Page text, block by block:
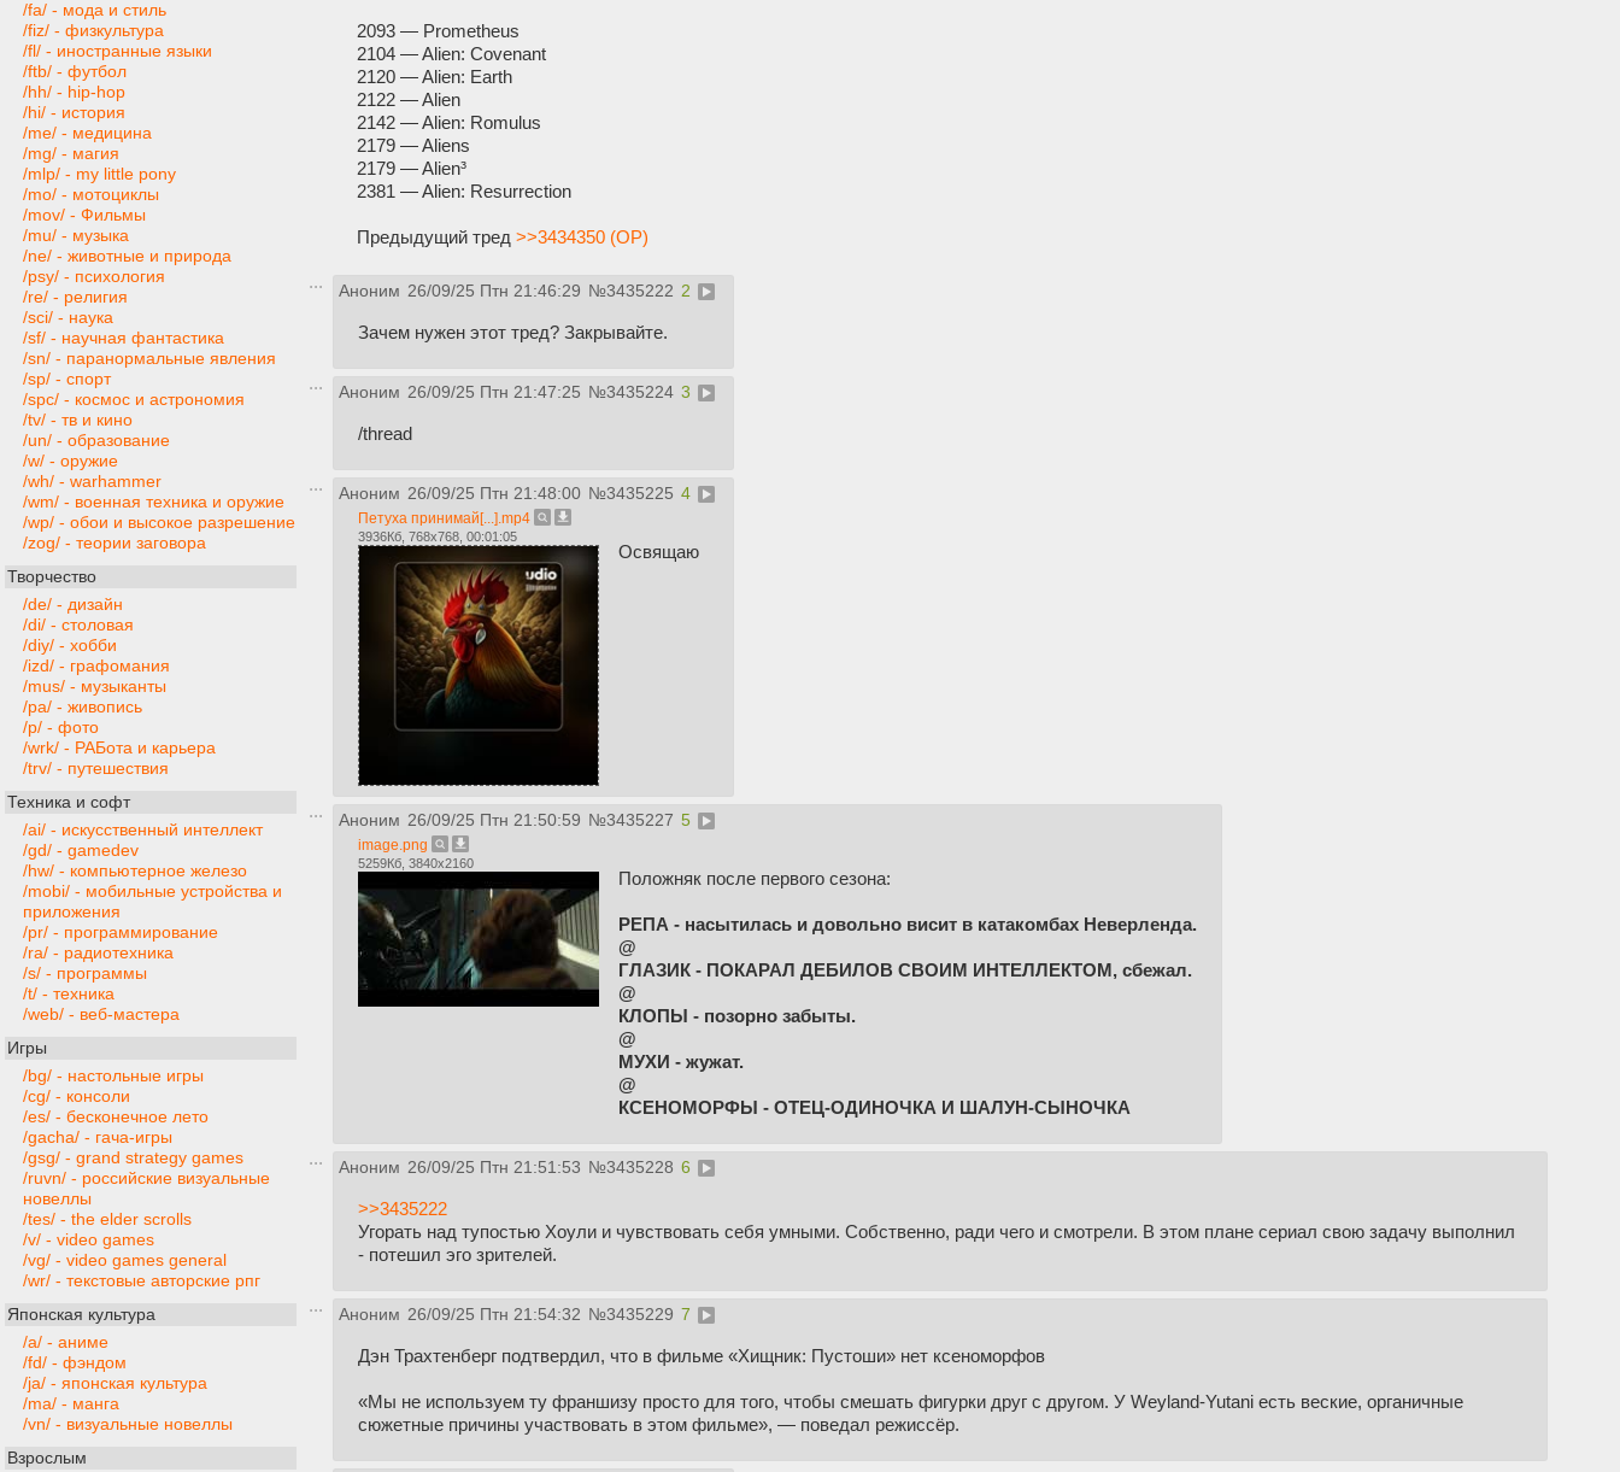
/fa/ - мода и стиль
/fiz/ - физкультура
/fl/ - иностранные языки
/ftb/ - футбол
/hh/ - hip-hop
/hi/ - история
/me/ - медицина
/mg/ - магия
/mlp/ - my little pony
/mo/ - мотоциклы
/mov/ - Фильмы
/mu/ - музыка
/ne/ - животные и природа
/psy/ - психология
/re/ - религия
/sci/ - наука
/sf/ - научная фантастика
/sn/ - паранормальные явления
/sp/ - спорт
/spc/ - космос и астрономия
/tv/ - тв и кино
/un/ - образование
/w/ - оружие
/wh/ - warhammer
/wm/ - военная техника и оружие
/wp/ - обои и высокое разрешение
/zog/ - теории заговора
Творчество
/de/ - дизайн
/di/ - столовая
/diy/ - хобби
/izd/ - графомания
/mus/ - музыканты
/pa/ - живопись
/p/ - фото
/wrk/ - РАБота и карьера
/trv/ - путешествия
Техника и софт
/ai/ - искусственный интеллект
/gd/ - gamedev
/hw/ - компьютерное железо
/mobi/ - мобильные устройства и
приложения
/pr/ - программирование
/ra/ - радиотехника
/s/ - программы
/t/ - техника
/web/ - веб-мастера
Игры
/bg/ - настольные игры
/cg/ - консоли
/es/ - бесконечное лето
/gacha/ - гача-игры
/gsg/ - grand strategy games
/ruvn/ - российские визуальные
новеллы
/tes/ - the elder scrolls
/v/ - video games
/vg/ - video games general
/wr/ - текстовые авторские рпг
Японская культура
/a/ - аниме
/fd/ - фэндом
/ja/ - японская культура
/ma/ - манга
/vn/ - визуальные новеллы
Взрослым
2093 — Prometheus
2104 — Alien: Covenant
2120 — Alien: Earth
2122 — Alien
2142 — Alien: Romulus
2179 — Aliens
2179 — Alien³
2381 — Alien: Resurrection
Предыдущий тред >>3434350 (OP)
Аноним 26/09/25 Птн 21:46:29 №3435222 2
Зачем нужен этот тред? Закрывайте.
Аноним 26/09/25 Птн 21:47:25 №3435224 3
/thread
Аноним 26/09/25 Птн 21:48:00 №3435225 4
Петуха принимай[...].mp4
3936Кб, 768x768, 00:01:05
Освящаю
Аноним 26/09/25 Птн 21:50:59 №3435227 5
image.png
5259Кб, 3840x2160
Положняк после первого сезона:
РЕПА - насытилась и довольно висит в катакомбах Неверленда.
@
ГЛАЗИК - ПОКАРАЛ ДЕБИЛОВ СВОИМ ИНТЕЛЛЕКТОМ, сбежал.
@
КЛОПЫ - позорно забыты.
@
МУХИ - жужат.
@
КСЕНОМОРФЫ - ОТЕЦ-ОДИНОЧКА И ШАЛУН-СЫНОЧКА
Аноним 26/09/25 Птн 21:51:53 №3435228 6
>>3435222
Угорать над тупостью Хоули и чувствовать себя умными. Собственно, ради чего и смотрели. В этом плане сериал свою задачу выполнил
- потешил эго зрителей.
Аноним 26/09/25 Птн 21:54:32 №3435229 7
Дэн Трахтенберг подтвердил, что в фильме «Хищник: Пустоши» нет ксеноморфов
«Мы не используем ту франшизу просто для того, чтобы смешать фигурки друг с другом. У Weyland-Yutani есть веские, органичные
сюжетные причины участвовать в этом фильме», — поведал режиссёр.